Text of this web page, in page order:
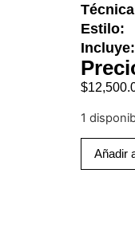
Estilo:
Incluye:
$
1
Añadir